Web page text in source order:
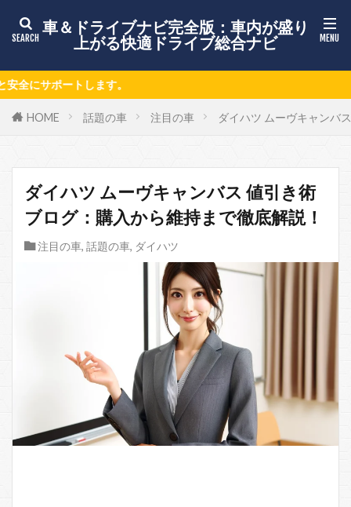
車＆ドライブナビ完全版：車内が盛り
上がる快適ドライブ総合ナビ
HOME 話題の車 注目の車 ダイハツ ムーヴキャンバ
ダイハツ ムーヴキャンバス 値引き術
ブログ：購入から維持まで徹底解説！
注目の車, 話題の車, ダイハツ